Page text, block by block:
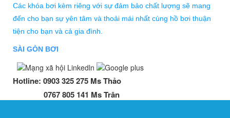
Các khóa bơi kèm riêng với sự đảm bảo chất lượng sẽ mang
đến cho bạn sự yên tâm và thoải mái nhất cùng hồ bơi thuận
tiện cho bạn và cả gia đình.
SÀI GÒN BƠI
Hotline: 0903 325 275 Ms Thảo
0767 805 141 Ms Trân